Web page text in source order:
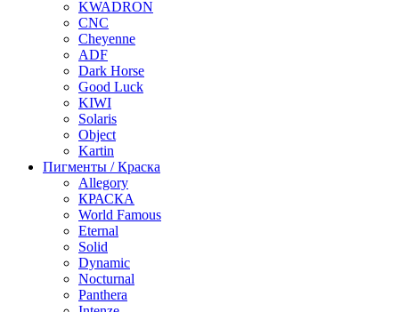
KWADRON
CNC
Cheyenne
ADF
Dark Horse
Good Luck
KIWI
Solaris
Object
Kartin
Пигменты / Краска
Allegory
КРАСКА
World Famous
Eternal
Solid
Dynamic
Nocturnal
Panthera